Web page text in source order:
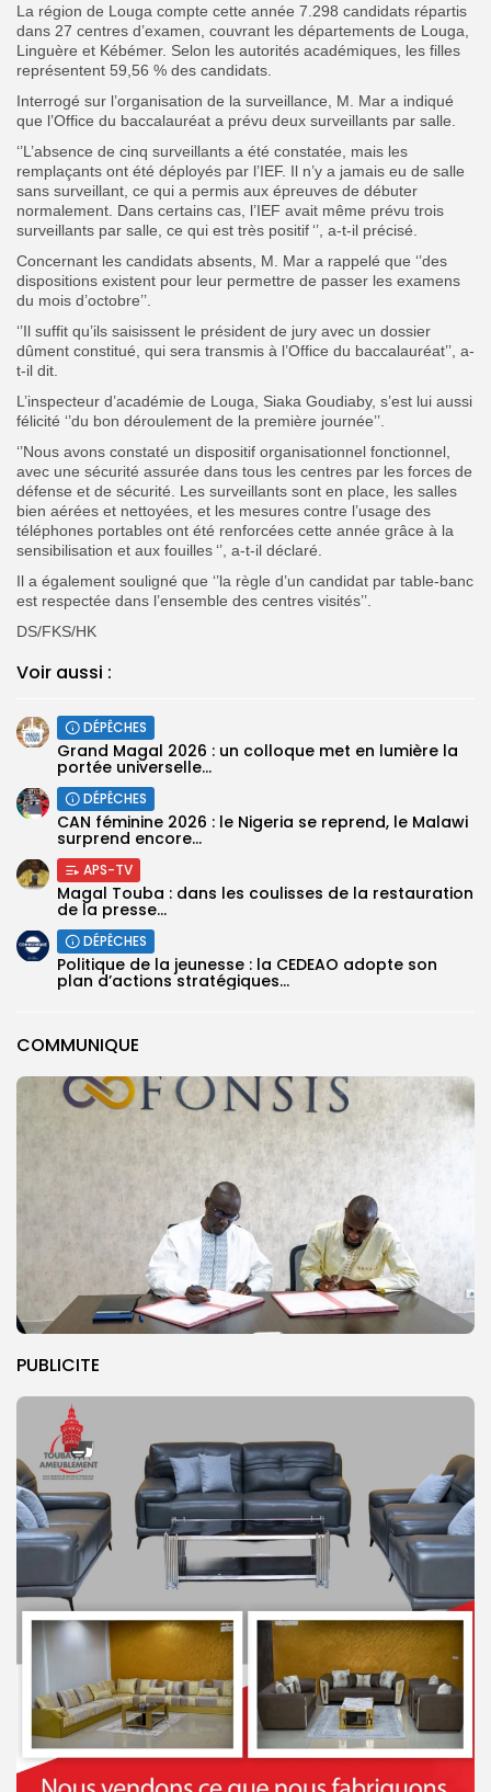
COMMUNIQUE
PUBLICITE
La région de Louga compte cette année 7.298 candidats répartis
dans 27 centres d’examen, couvrant les départements de Louga,
Linguère et Kébémer. Selon les autorités académiques, les filles
représentent 59,56 % des candidats.
Interrogé sur l’organisation de la surveillance, M. Mar a indiqué
que l’Office du baccalauréat a prévu deux surveillants par salle.
‘’L’absence de cinq surveillants a été constatée, mais les
remplaçants ont été déployés par l’IEF. Il n’y a jamais eu de salle
sans surveillant, ce qui a permis aux épreuves de débuter
normalement. Dans certains cas, l’IEF avait même prévu trois
surveillants par salle, ce qui est très positif ‘’, a-t-il précisé.
Concernant les candidats absents, M. Mar a rappelé que ‘’des
dispositions existent pour leur permettre de passer les examens
du mois d’octobre’’.
‘’Il suffit qu’ils saisissent le président de jury avec un dossier
dûment constitué, qui sera transmis à l’Office du baccalauréat’’, a-
t-il dit.
L’inspecteur d’académie de Louga, Siaka Goudiaby, s’est lui aussi
félicité ‘’du bon déroulement de la première journée’’.
‘’Nous avons constaté un dispositif organisationnel fonctionnel,
avec une sécurité assurée dans tous les centres par les forces de
défense et de sécurité. Les surveillants sont en place, les salles
bien aérées et nettoyées, et les mesures contre l’usage des
téléphones portables ont été renforcées cette année grâce à la
sensibilisation et aux fouilles ‘’, a-t-il déclaré.
Il a également souligné que ‘’la règle d’un candidat par table-banc
est respectée dans l’ensemble des centres visités’’.
DS/FKS/HK
Voir aussi :
DÉPÊCHES
Grand Magal 2026 : un colloque met en lumière la
portée universelle...
DÉPÊCHES
‎CAN féminine 2026 : le Nigeria se reprend, le Malawi
surprend encore...
APS-TV
Magal Touba : dans les coulisses de la restauration
de la presse...
DÉPÊCHES
Politique de la jeunesse : la CEDEAO adopte son
plan d’actions stratégiques...